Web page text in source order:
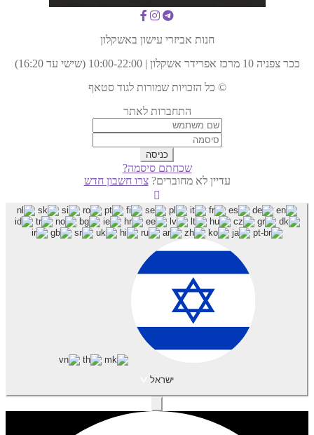
חנות אביזרי עישון באשקלון
ככר צפניה 10 מרכז אפרידר אשקלון | 10:00-22:00 (שישי עד 16:20)
© כל הזכויות שמורות לגוד סטאף
התחברות לאתר
שכחתם סיסמה?
עדיין לא מחוברים? צרו חשבון חדש
ישראל